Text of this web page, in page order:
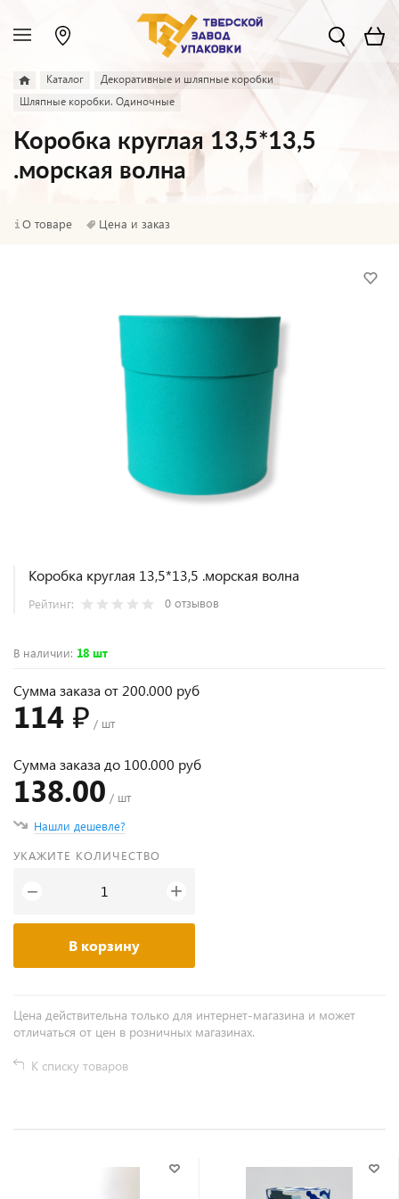
Каталог
Декоративные и шляпные коробки
Шляпные коробки. Одиночные
Коробка круглая 13,5*13,5
.морская волна
О товаре Цена и заказ
Коробка круглая 13,5*13,5 .морская волна
Рейтинг: 0 отзывов
В наличии: 18 шт
Сумма заказа от 200.000 руб
114 ₽ / шт
Сумма заказа до 100.000 руб
138.00 / шт
Нашли дешевле?
УКАЖИТЕ КОЛИЧЕСТВО
− +
В корзину
Цена действительна только для интернет-магазина и может
отличаться от цен в розничных магазинах.
К списку товаров